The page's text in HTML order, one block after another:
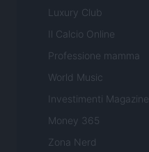
Luxury Club
Il Calcio Online
Professione mamma
World Music
Investimenti Magazine
Money 365
Zona Nerd